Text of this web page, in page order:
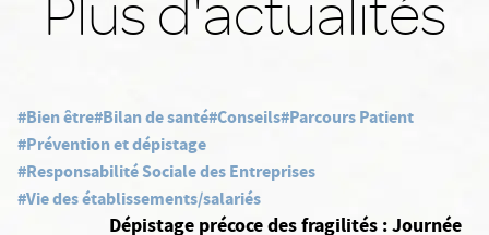
#Bien être#Bilan de santé#Conseils#Parcours Patient
#Prévention et dépistage
#Responsabilité Sociale des Entreprises
#Vie des établissements/salariés
Dépistage précoce des fragilités : Journée